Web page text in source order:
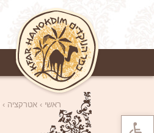
פתח סרגל נגישות
ראשי › אטרקציה ›